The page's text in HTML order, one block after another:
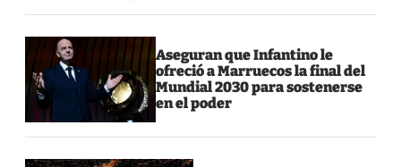
Aseguran que Infantino le
ofreció a Marruecos la final del
Mundial 2030 para sostenerse
en el poder